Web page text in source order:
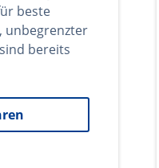
beste
unbegrenzter
bereits